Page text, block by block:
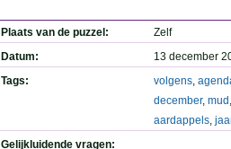
Plaats van de puzzel:
Zelf
Datum:
13 december
Tags:
volgens,
december, mud ,
aardappels,
Gelijkluidende vragen: